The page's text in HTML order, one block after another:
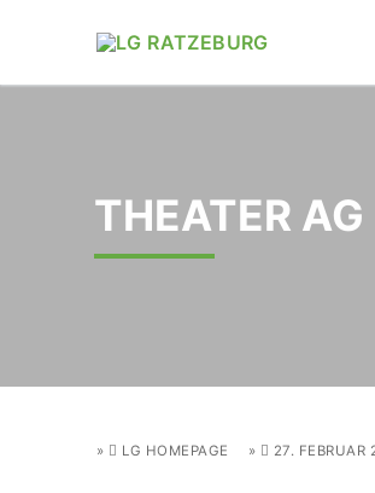
THEATER
LG HOMEPAGE 27. FEBRUAR